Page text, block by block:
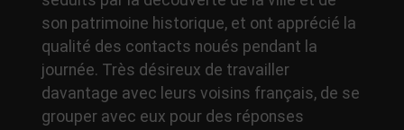
son patrimoine historique, et ont apprécié la
qualité des contacts noués pendant la
journée. Très désireux de travailler
davantage avec leurs voisins français, de se
grouper avec eux pour des réponses